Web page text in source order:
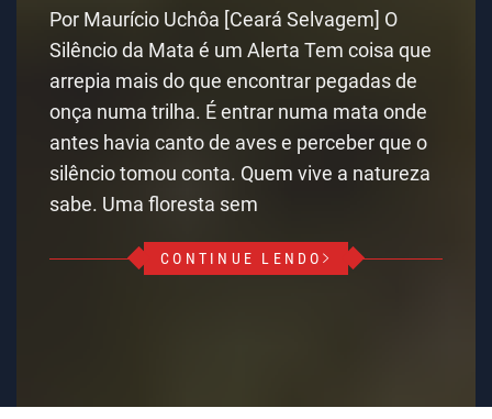
Por Maurício Uchôa [Ceará Selvagem] O
Silêncio da Mata é um Alerta Tem coisa que
arrepia mais do que encontrar pegadas de
onça numa trilha. É entrar numa mata onde
antes havia canto de aves e perceber que o
silêncio tomou conta. Quem vive a natureza
sabe. Uma floresta sem
CONTINUE LENDO